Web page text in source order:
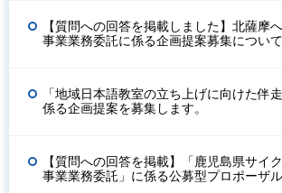
【質問への回答を掲載しました】北薩摩
事業業務委託に係る企画提案募集について
「地域日本語教室の立ち上げに向けた伴
係る企画提案を募集します。
【質問への回答を掲載】「鹿児島県サイ
事業業務委託」に係る公募型プロポーザ